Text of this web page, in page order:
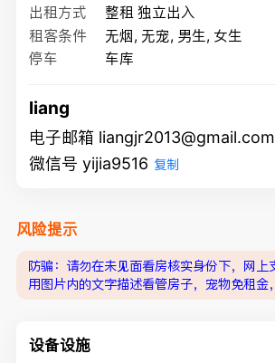
出租方式
整租 独立出入
租客条件
无烟, 无宠, 男生, 女生
停车
车库
liang
电子邮箱 liangjr2013@gmail.com
微信号 yijia9516 复制
风险提示
防骗：请勿在未见面看房核实身份下，网上
用图片内的文字描述看管房子，宠物免租金
设备设施